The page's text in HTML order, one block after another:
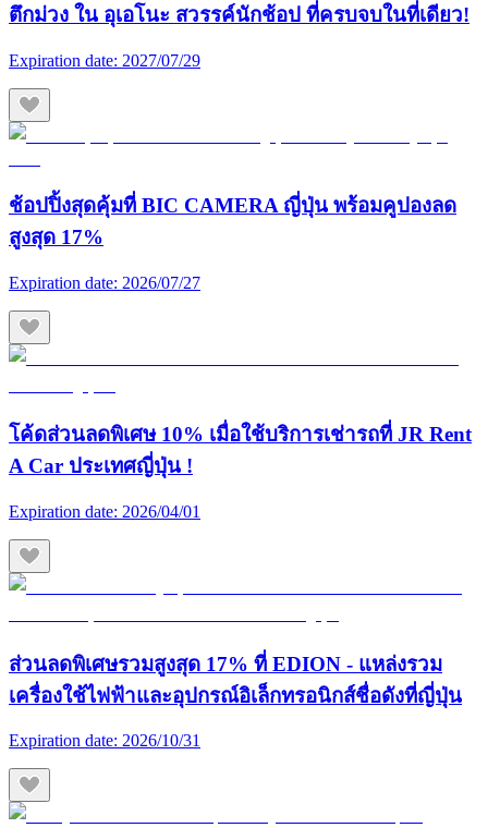
ตึกม่วง ใน อุเอโนะ สวรรค์นักช้อป ที่ครบจบในที่เดียว!
Expiration date: 2027/07/29
ช้อปปิ้งสุดคุ้มที่ BIC CAMERA ญี่ปุ่น พร้อมคูปองลด
สูงสุด 17%
Expiration date: 2026/07/27
โค้ดส่วนลดพิเศษ 10% เมื่อใช้บริการเช่ารถที่ JR Rent
A Car ประเทศญี่ปุ่น !
Expiration date: 2026/04/01
ส่วนลดพิเศษรวมสูงสุด 17% ที่ EDION - แหล่งรวม
เครื่องใช้ไฟฟ้าและอุปกรณ์อิเล็กทรอนิกส์ชื่อดังที่ญี่ปุ่น
Expiration date: 2026/10/31